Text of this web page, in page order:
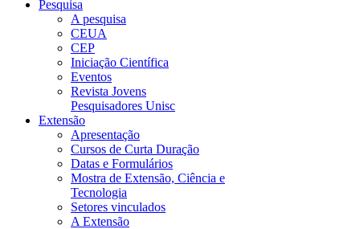
Pesquisa
A pesquisa
CEUA
CEP
Iniciação Científica
Eventos
Revista Jovens
Pesquisadores Unisc
Extensão
Apresentação
Cursos de Curta Duração
Datas e Formulários
Mostra de Extensão, Ciência e
Tecnologia
Setores vinculados
A Extensão